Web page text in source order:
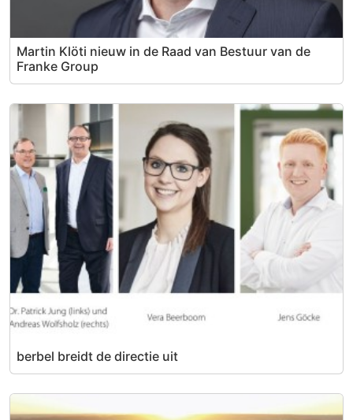
Martin Klöti nieuw in de Raad van Bestuur van de
Franke Group
berbel breidt de directie uit